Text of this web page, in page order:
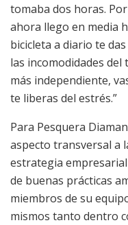
tomaba dos horas.
ahora llego en media
bicicleta a diario te
las incomodidades
más independiente,
te liberas del estrés.”
Para Pesquera
aspecto transversal a
estrategia
de buenas prácticas
miembros de su
mismos tanto dentro